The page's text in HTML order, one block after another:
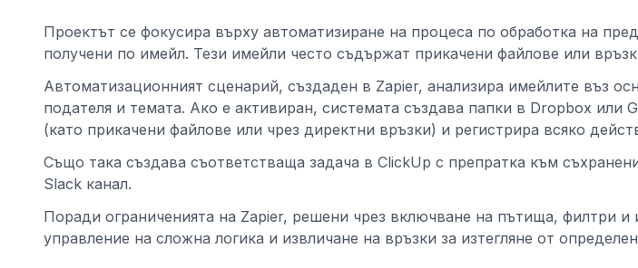
Проектът се фокусира върху автоматизиране на процеса по обработка на
получени по имейл. Тези имейли често съдържат прикачени файлове или
Автоматизационният сценарий, създаден в Zapier, анализира имейлите въз
подателя и темата. Ако е активиран, системата създава папки в Dropbox или
(като прикачени файлове или чрез директни връзки) и регистрира всяко
Също така създава съответстваща задача в ClickUp с препратка към
Slack канал.
Поради ограниченията на Zapier, решени чрез включване на пътища, филтри и
управление на сложна логика и извличане на връзки за изтегляне от